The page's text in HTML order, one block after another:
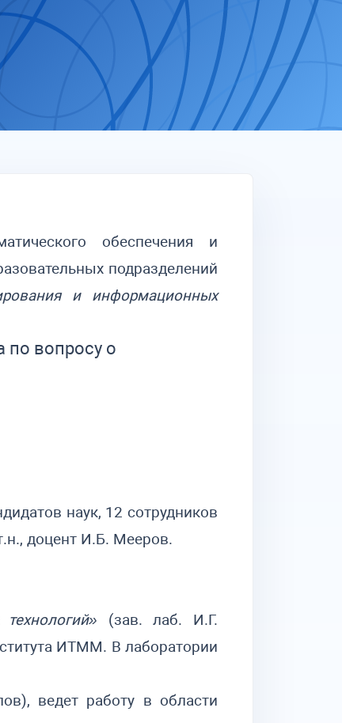
обеспечения и
подразделений
и информационных
по вопросу о
наук, 12 сотрудников
доцент И.Б. Мееров.
(зав. лаб. И.Г.
ИТММ. В лаборатории
ведет работу в области